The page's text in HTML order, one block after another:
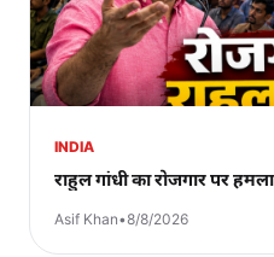
INDIA
राहुल गांधी का रोजगार पर
Asif Khan•8/8/2026